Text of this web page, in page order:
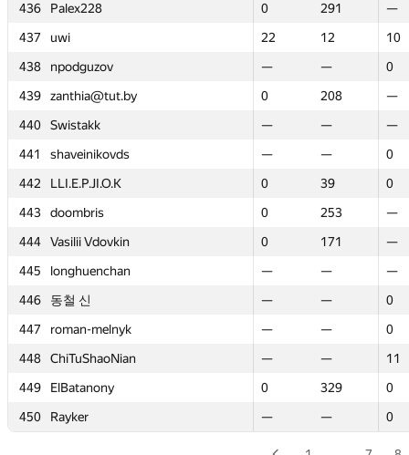
436
Palex228 0 291
—
437
uwi 22 12
10
438
npodguzov — —
0
439
zanthia@tut.by 0 208
—
440
Swistakk — —
—
441
shaveinikovds — —
0
442
LLI.E.P.JI.O.K 0 39
0
443
doombris 0 253
—
444
Vasilii Vdovkin 0 171
—
445
longhuenchan — —
—
446
동철 신 — —
0
447
roman-melnyk — —
0
448
ChiTuShaoNian — —
11
449
ElBatanony 0 329
0
450
Rayker — — 0
436
Palex228 0 291
—
437
uwi 22 12
10
438
npodguzov — —
0
439
zanthia@tut.by 0 208
—
440
Swistakk — —
—
441
shaveinikovds — —
0
442
LLI.E.P.JI.O.K 0 39
0
443
doombris 0 253
—
444
Vasilii Vdovkin 0 171
—
445
longhuenchan — —
—
446
동철 신 — —
0
447
roman-melnyk — —
0
448
ChiTuShaoNian — —
11
449
ElBatanony 0 329
0
450
Rayker — — 0